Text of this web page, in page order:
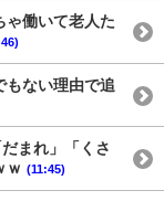
ゃ働いて老人た
もない理由で追
まれ」「くさ
ｗ (11:45)